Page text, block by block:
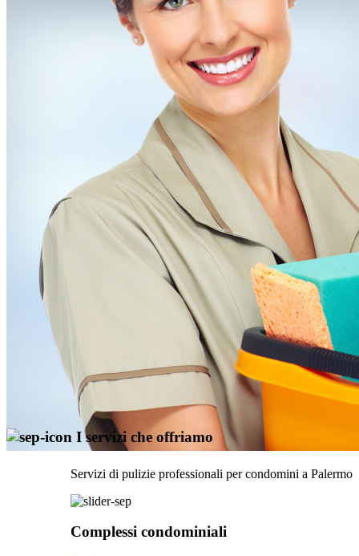
Servizi di pulizie professionali percondomini a Palermo
Complessi condominiali
I servizi che offriamo